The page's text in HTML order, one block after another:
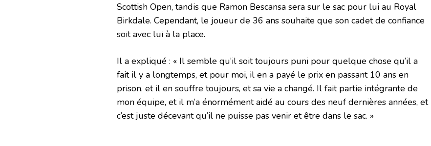
Scottish Open, tandis que Ramon Bescansa sera sur le sac pour lui au Royal
Birkdale. Cependant, le joueur de 36 ans souhaite que son cadet de confiance
soit avec lui à la place.
Il a expliqué : « Il semble qu’il soit toujours puni pour quelque chose qu’il a
fait il y a longtemps, et pour moi, il en a payé le prix en passant 10 ans en
prison, et il en souffre toujours, et sa vie a changé. Il fait partie intégrante de
mon équipe, et il m’a énormément aidé au cours des neuf dernières années, et
c’est juste décevant qu’il ne puisse pas venir et être dans le sac. »